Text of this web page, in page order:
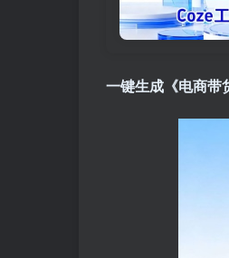
一键生成《电商带